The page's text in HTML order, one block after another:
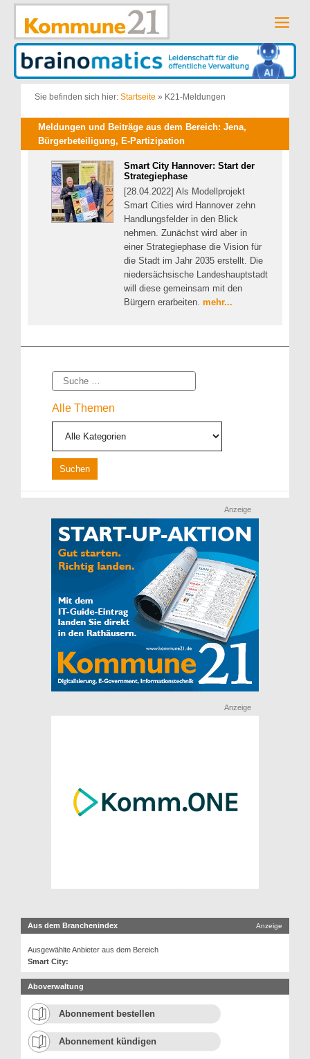
Zum
springen
Sie befinden sich hier: Startseite » K21-Meldungen
Meldungen und Beiträge aus dem Bereich: Jena,
Bürgerbeteiligung, E-Partizipation
Smart City Hannover: Start der
Strategiephase
[28.04.2022] Als Modellprojekt
Smart Cities wird Hannover zehn
Handlungsfelder in den Blick
nehmen. Zunächst wird aber in
einer Strategiephase die Vision für
die Stadt im Jahr 2035 erstellt. Die
niedersächsische Landeshauptstadt
will diese gemeinsam mit den
Bürgern erarbeiten. mehr...
Suche
Alle Themen
Anzeige
Anzeige
Aus dem Branchenindex Anzeige
Ausgewählte Anbieter aus dem Bereich
Smart City:
Aboverwaltung
Abonnement bestellen
Abonnement kündigen